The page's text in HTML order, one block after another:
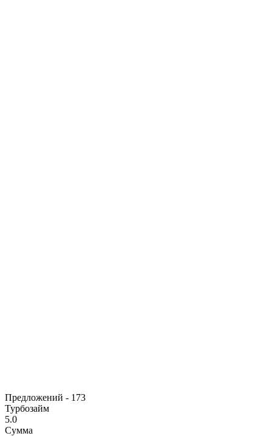
Предложений - 173
Турбозайм
5.0
Сумма